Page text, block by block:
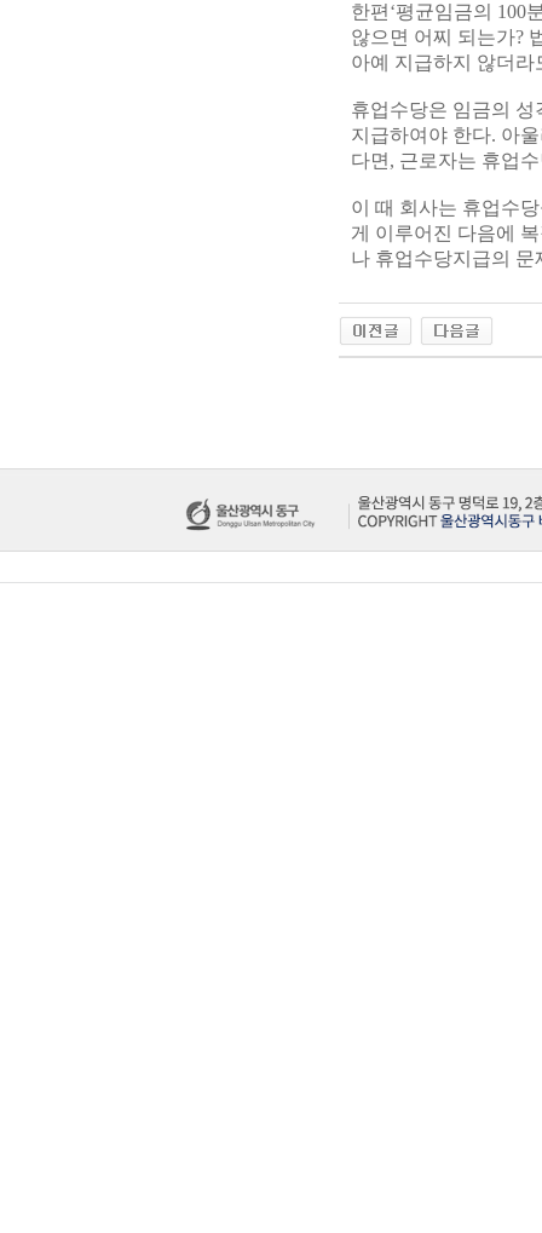
한편‘평균임금의 100
않으면 어찌 되는가?
아예 지급하지 않더
휴업수당은 임금의 성
지급하여야 한다. 아
다면, 근로자는 휴업
이 때 회사는 휴업수
게 이루어진 다음에
나 휴업수당지급의